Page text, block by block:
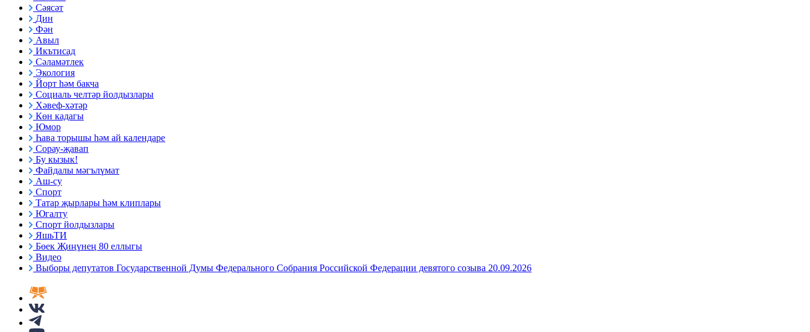
Сәясәт
Дин
Фән
Авыл
Икътисад
Сәламәтлек
Экология
Йорт һәм бакча
Социаль челтәр йолдызлары
Хәвеф-хәтәр
Көн кадагы
Юмор
Һава торышы һәм ай календаре
Сорау-җавап
Бу кызык!
Файдалы мәгълүмат
Аш-су
Спорт
Татар җырлары һәм клиплары
Югалту
Спорт йолдызлары
ЯшьТИ
Бөек Җиңүнең 80 еллыгы
Видео
Выборы депутатов Государственной Думы Федерального Собрания Российской Федерации девятого созыва 20.09.2026